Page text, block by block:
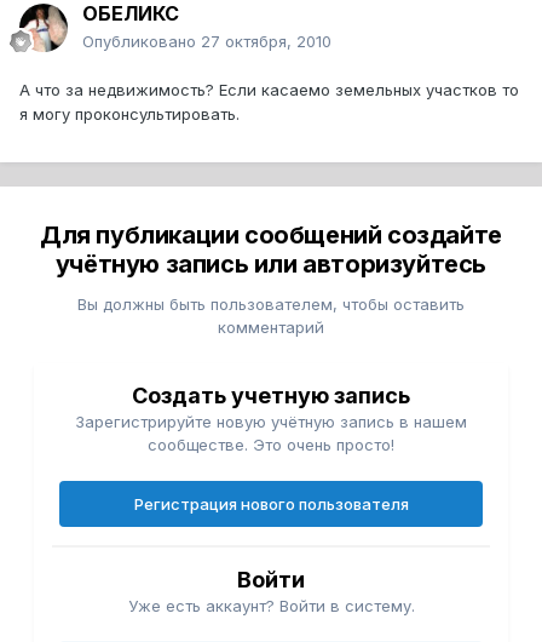
ОБЕЛИКС
Опубликовано 27 октября, 2010
А что за недвижимость? Если касаемо земельных участков то
я могу проконсультировать.
Для публикации сообщений создайте
учётную запись или авторизуйтесь
Вы должны быть пользователем, чтобы оставить
комментарий
Создать учетную запись
Зарегистрируйте новую учётную запись в нашем
сообществе. Это очень просто!
Регистрация нового пользователя
Войти
Уже есть аккаунт? Войти в систему.